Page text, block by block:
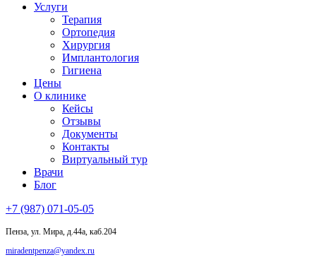
Услуги
Терапия
Ортопедия
Хирургия
Имплантология
Гигиена
Цены
О клинике
Кейсы
Отзывы
Документы
Контакты
Виртуальный тур
Врачи
Блог
+7 (987) 071-05-05
Пенза, ул. Мира, д.44а, каб.204
miradentpenza@yandex.ru